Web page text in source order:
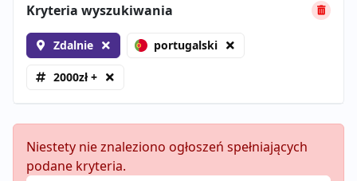
Kryteria wyszukiwania
Zdalnie portugalski
2000zł +
Niestety nie znaleziono ogłoszeń spełniających
podane kryteria.